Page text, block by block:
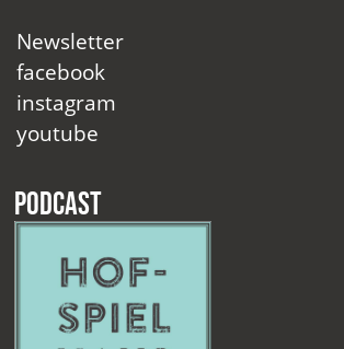
Newsletter
facebook
instagram
youtube
Podcast